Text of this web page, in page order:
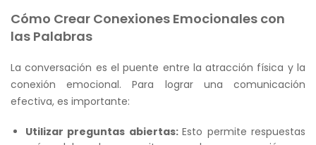
Cómo Crear Conexiones Emocionales con
las Palabras
La conversación es el puente entre la atracción física y la
conexión emocional.Para lograr una comunicación
efectiva, es importante:
Utilizar preguntas abiertas:Esto permite respuestas